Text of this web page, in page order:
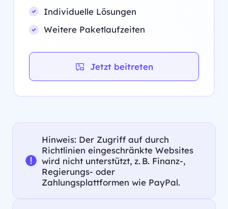
Individuelle Lösungen
Weitere Paketlaufzeiten
Jetzt beitreten
Hinweis: Der Zugriff auf durch
Richtlinien eingeschränkte Websites
wird nicht unterstützt, z. B. Finanz-,
Regierungs- oder
Zahlungsplattformen wie PayPal.